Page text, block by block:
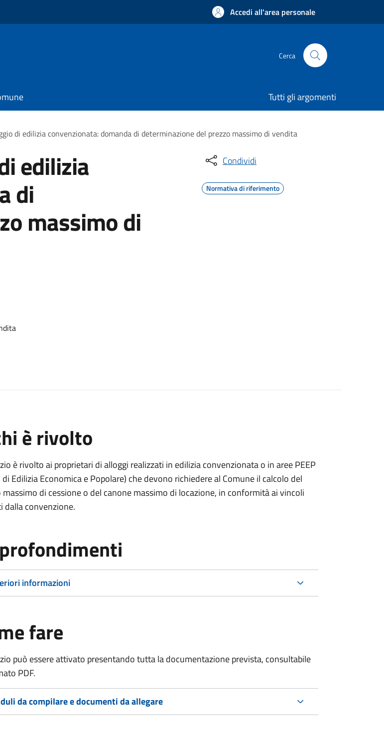
Accedi all'area personale
Cerca
Tutti gli argomenti
di edilizia convenzionata: domanda di determinazione del prezzo massimo di vendita
edilizia
di
massimo di
Condividi
Normativa di riferimento
è rivolto
è rivolto ai proprietari di alloggi realizzati in edilizia convenzionata o in aree PEEP
di Edilizia Economica e Popolare) che devono richiedere al Comune il calcolo del
massimo di cessione o del canone massimo di locazione, in conformità ai vincoli
dalla convenzione.
informazioni
fare
può essere attivato presentando tutta la documentazione prevista, consultabile
PDF.
da compilare e documenti da allegare